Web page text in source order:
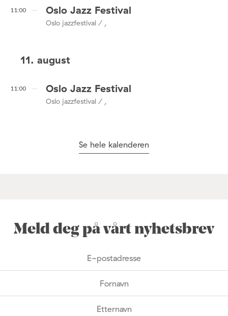
11:00 Oslo Jazz Festival
Oslo jazzfestival / ,
11. august
11:00 Oslo Jazz Festival
Oslo jazzfestival / ,
Se hele kalenderen
Meld deg på vårt nyhetsbrev